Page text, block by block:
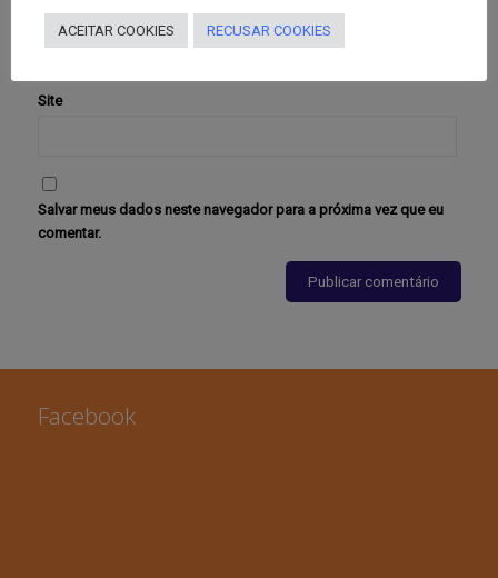
E-mail*
Site
Salvar meus dados neste navegador para a próxima vez que eu
comentar.
Facebook
ACEITAR COOKIES RECUSAR COOKIES